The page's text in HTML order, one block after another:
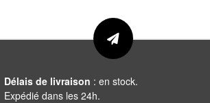
Délais de livraison : en stock.
Expédié dans les 24h.